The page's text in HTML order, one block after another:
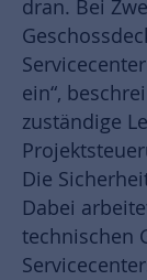
dran. Bei
ein“,
zuständige
Die
Dabei
technischen